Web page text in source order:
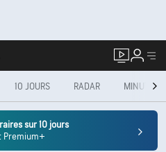
10 JOURS RADAR
sur 10 jours
Premium+